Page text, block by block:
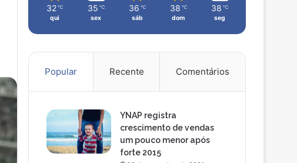
32 ℃
qui
35 ℃
sex
36 ℃
sáb
38 ℃
dom
38 ℃
seg
Popular Recente Comentários
YNAP registra
crescimento de vendas
um pouco menor após
forte 2015